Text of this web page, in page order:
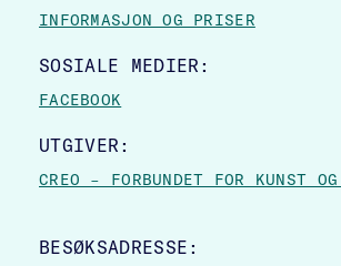
INFORMASJON OG PRISER
SOSIALE MEDIER:
FACEBOOK
UTGIVER:
CREO – FORBUNDET FOR KUNST
BESØKSADRESSE: